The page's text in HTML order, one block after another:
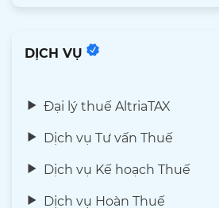
DỊCH VỤ
Đại lý thuế AltriaTAX
Dịch vụ Tư vấn Thuế
Dịch vụ Kế hoạch Thuế
Dịch vụ Hoàn Thuế